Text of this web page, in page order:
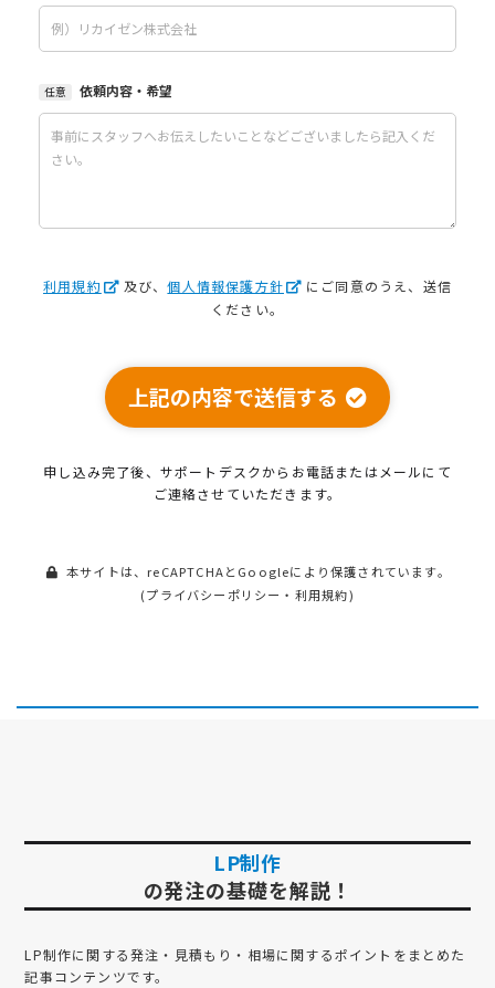
任意 依頼内容・希望
利用規約 及び、個人情報保護方針
にご同意のうえ、送信
ください。
上記の内容で送信する
申し込み完了後、サポートデスクから お電話またはメールにて
ご連絡させていただきます。
本サイトは、reCAPTCHAとGoogleにより保護されています。
(プライバシーポリシー ・ 利用規約)
LP制作
の発注の基礎を解説！
LP制作に関する発注・見積もり・相場に関するポイントをまとめた
記事コンテンツです。